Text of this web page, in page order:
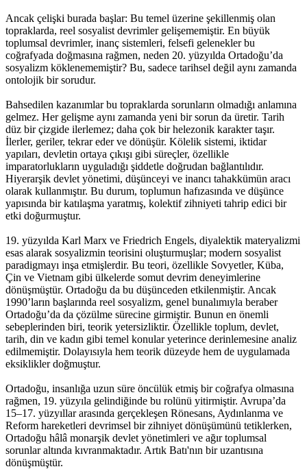
Ancak çelişki burada başlar: Bu temel üzerine şekillenmiş olan
topraklarda, reel sosyalist devrimler gelişememiştir. En büyük
toplumsal devrimler, inanç sistemleri, felsefi gelenekler bu
coğrafyada doğmasına rağmen, neden 20. yüzyılda Ortadoğu’da
sosyalizm köklenememiştir? Bu, sadece tarihsel değil aynı zamanda
ontolojik bir sorudur.
Bahsedilen kazanımlar bu topraklarda sorunların olmadığı anlamına
gelmez. Her gelişme aynı zamanda yeni bir sorun da üretir. Tarih
düz bir çizgide ilerlemez; daha çok bir helezonik karakter taşır.
İlerler, geriler, tekrar eder ve dönüşür. Kölelik sistemi, iktidar
yapıları, devletin ortaya çıkışı gibi süreçler, özellikle
imparatorlukların uyguladığı şiddetle doğrudan bağlantılıdır.
Hiyerarşik devlet yönetimi, düşünceyi ve inancı tahakkümün aracı
olarak kullanmıştır. Bu durum, toplumun hafızasında ve düşünce
yapısında bir katılaşma yaratmış, kolektif zihniyeti tahrip edici bir
etki doğurmuştur.
19. yüzyılda Karl Marx ve Friedrich Engels, diyalektik materyalizmi
esas alarak sosyalizmin teorisini oluşturmuşlar; modern sosyalist
paradigmayı inşa etmişlerdir. Bu teori, özellikle Sovyetler, Küba,
Çin ve Vietnam gibi ülkelerde somut devrim deneyimlerine
dönüşmüştür. Ortadoğu da bu düşünceden etkilenmiştir. Ancak
1990’ların başlarında reel sosyalizm, genel bunalımıyla beraber
Ortadoğu’da da çözülme sürecine girmiştir. Bunun en önemli
sebeplerinden biri, teorik yetersizliktir. Özellikle toplum, devlet,
tarih, din ve kadın gibi temel konular yeterince derinlemesine analiz
edilmemiştir. Dolayısıyla hem teorik düzeyde hem de uygulamada
eksiklikler doğmuştur.
Ortadoğu, insanlığa uzun süre öncülük etmiş bir coğrafya olmasına
rağmen, 19. yüzyıla gelindiğinde bu rolünü yitirmiştir. Avrupa’da
15–17. yüzyıllar arasında gerçekleşen Rönesans, Aydınlanma ve
Reform hareketleri devrimsel bir zihniyet dönüşümünü tetiklerken,
Ortadoğu hâlâ monarşik devlet yönetimleri ve ağır toplumsal
sorunlar altında kıvranmaktadır. Artık Batı'nın bir uzantısına
dönüşmüştür.